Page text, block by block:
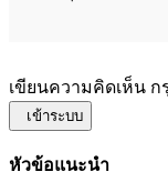
เขียนความคิดเห็น ก
เข้าระบบ
หัวข้อแนะนำ